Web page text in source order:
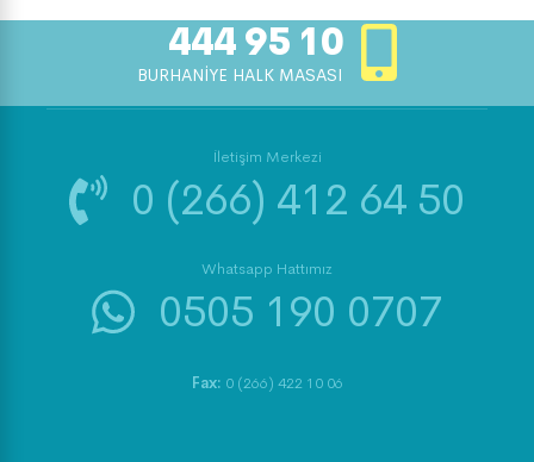
444 95 10
BURHANİYE HALK MASASI
İletişim Merkezi
0 (266) 412 64 50
Whatsapp Hattımız
0505 190 0707
Fax: 0 (266) 422 10 06